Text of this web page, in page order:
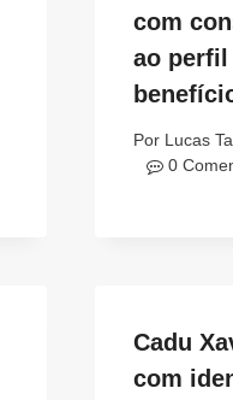
com
ao perfil
Por Lucas
0
Cadu
com